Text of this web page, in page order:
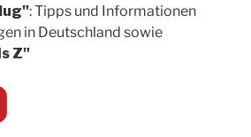
:Tipps und Informationen
in Deutschland sowie
Z"